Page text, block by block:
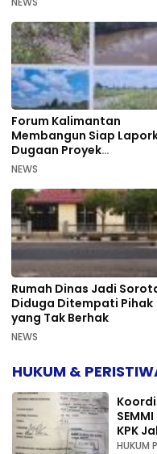
Forum Kalimantan
Membangun Siap
Dugaan Proyek
Bermasalah PUPR Kalteng
NEWS
Rumah Dinas Jadi
Diduga Ditempati Pihak
yang Tak Berhak
NEWS
HUKUM &
KPK
HUKUM